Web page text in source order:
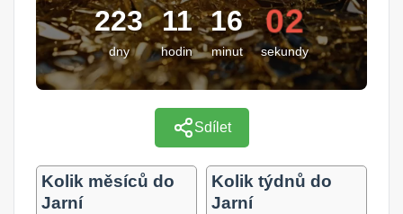
223
dny
11
hodin
16
minut
02
sekundy
Sdílet
Kolik měsíců do
Jarní
Kolik týdnů do
Jarní